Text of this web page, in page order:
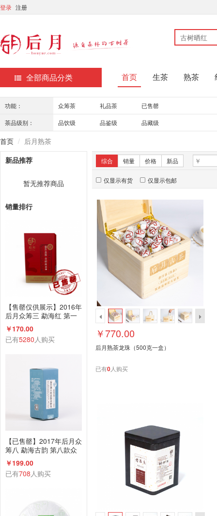
登录 注册
全部商品分类 首页 生茶 熟茶
功能： 众筹茶 礼品茶 已售罄
茶品级别： 品饮级 品鉴级 品藏级
首页
后月熟茶
新品推荐
暂无推荐商品
销量排行
【售罄仅供展示】2016年
后月众筹三 勐海红 第一
款众筹古树红茶 200g散
茶 品饮级
￥170.00
已有5280人购买
【已售罄】2017年后月众
筹八 勐海古韵 第八款众
筹古树茶 生茶 6g小饼*17
饼 品饮级
￥199.00
已有708人购买
综合 销量 价格 新品
仅显示有货 仅显示包邮
￥770.00
后月熟茶龙珠（500克一盒）
已有0人购买